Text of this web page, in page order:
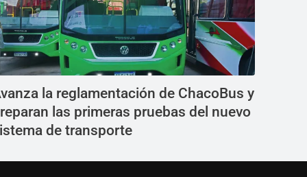
la reglamentación de ChacoBus y
las primeras pruebas del nuevo
de transporte